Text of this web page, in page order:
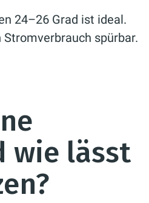
24–26 Grad ist ideal.
spürbar.
wie lässt